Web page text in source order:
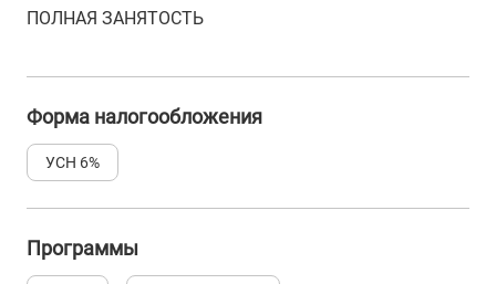
ПОЛНАЯ ЗАНЯТОСТЬ
Форма налогообложения
УСН 6%
Программы